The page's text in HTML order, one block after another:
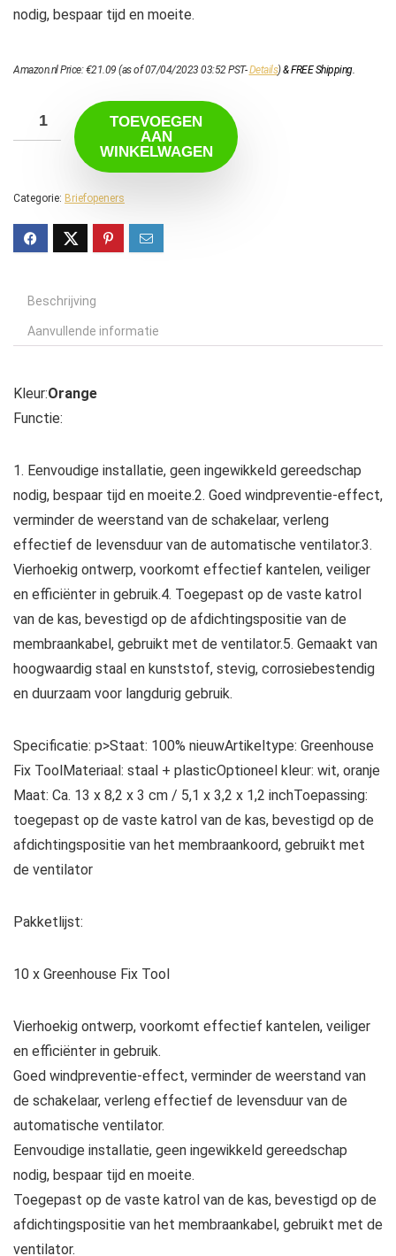
nodig, bespaar tijd en moeite.
Amazon.nl Price:€21.09 (as of 07/04/2023 03:52 PST-Details)&FREE Shipping.
TOEVOEGEN
AAN
WINKELWAGEN
Categorie: Briefopeners
Beschrijving
Aanvullende informatie
Kleur:Orange
Functie:
1. Eenvoudige installatie, geen ingewikkeld gereedschap
nodig, bespaar tijd en moeite.2. Goed windpreventie-effect,
verminder de weerstand van de schakelaar, verleng
effectief de levensduur van de automatische ventilator.3.
Vierhoekig ontwerp, voorkomt effectief kantelen, veiliger
en efficiënter in gebruik.4. Toegepast op de vaste katrol
van de kas, bevestigd op de afdichtingspositie van de
membraankabel, gebruikt met de ventilator.5. Gemaakt van
hoogwaardig staal en kunststof, stevig, corrosiebestendig
en duurzaam voor langdurig gebruik.
Specificatie: p>Staat: 100% nieuwArtikeltype: Greenhouse
Fix ToolMateriaal: staal + plasticOptioneel kleur: wit, oranje
Maat: Ca. 13 x 8,2 x 3 cm / 5,1 x 3,2 x 1,2 inchToepassing:
toegepast op de vaste katrol van de kas, bevestigd op de
afdichtingspositie van het membraankoord, gebruikt met
de ventilator
Pakketlijst:
10 x Greenhouse Fix Tool
Vierhoekig ontwerp, voorkomt effectief kantelen, veiliger
en efficiënter in gebruik.
Goed windpreventie-effect, verminder de weerstand van
de schakelaar, verleng effectief de levensduur van de
automatische ventilator.
Eenvoudige installatie, geen ingewikkeld gereedschap
nodig, bespaar tijd en moeite.
Toegepast op de vaste katrol van de kas, bevestigd op de
afdichtingspositie van het membraankabel, gebruikt met de
ventilator.